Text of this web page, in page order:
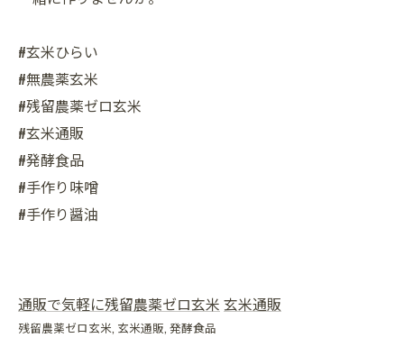
#玄米ひらい
#無農薬玄米
#残留農薬ゼロ玄米
#玄米通販
#発酵食品
#手作り味噌
#手作り醤油
通販で気軽に残留農薬ゼロ玄米 玄米通販
残留農薬ゼロ玄米 玄米通販 発酵食品